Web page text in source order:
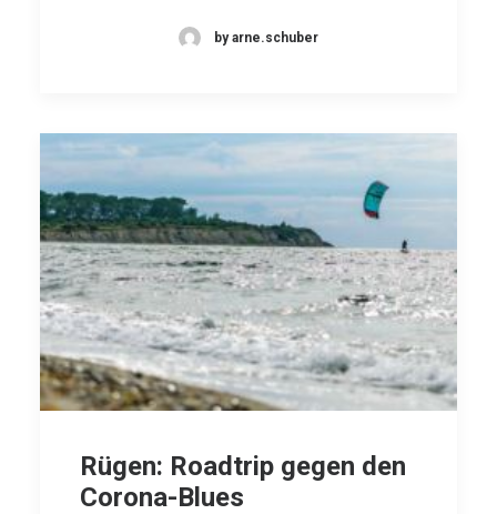
by arne.schuber
Rügen: Roadtrip gegen den
Corona-Blues